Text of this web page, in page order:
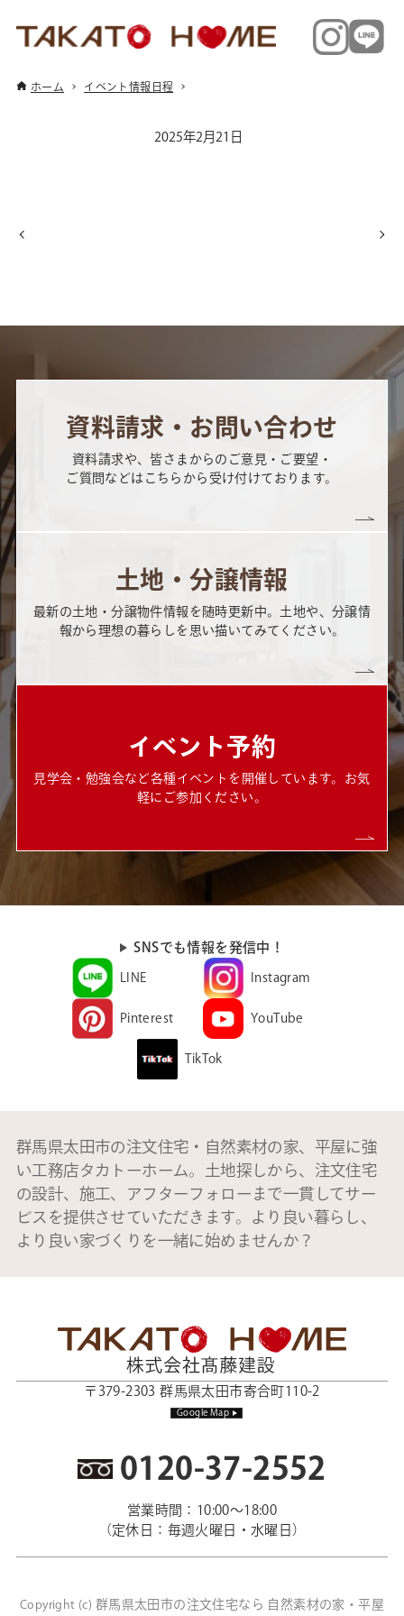
ホーム イベント情報日程
2025年2月21日
資料請求・お問い合わせ
資料請求や、皆さまからのご意見・ご要望・
ご質問などはこちらから受け付けております。
土地・分譲情報
最新の土地・分譲物件情報を随時更新中。土地や、分譲情
報から理想の暮らしを思い描いてみてください。
イベント予約
見学会・勉強会など各種イベントを開催しています。お気
軽にご参加ください。
SNSでも情報を発信中！
LINE Instagram
Pinterest YouTube
TikTok
群馬県太田市の注文住宅・自然素材の家、平屋に強
い工務店タカトーホーム。土地探しから、注文住宅
の設計、施工、アフターフォローまで一貫してサー
ビスを提供させていただきます。より良い暮らし、
より良い家づくりを一緒に始めませんか？
〒379-2303 群馬県太田市寄合町110-2
Google Map
0120-37-2552
営業時間：10:00～18:00
（定休日：毎週火曜日・水曜日）
Copyright (c) 群馬県太田市の注文住宅なら 自然素材の家・平屋